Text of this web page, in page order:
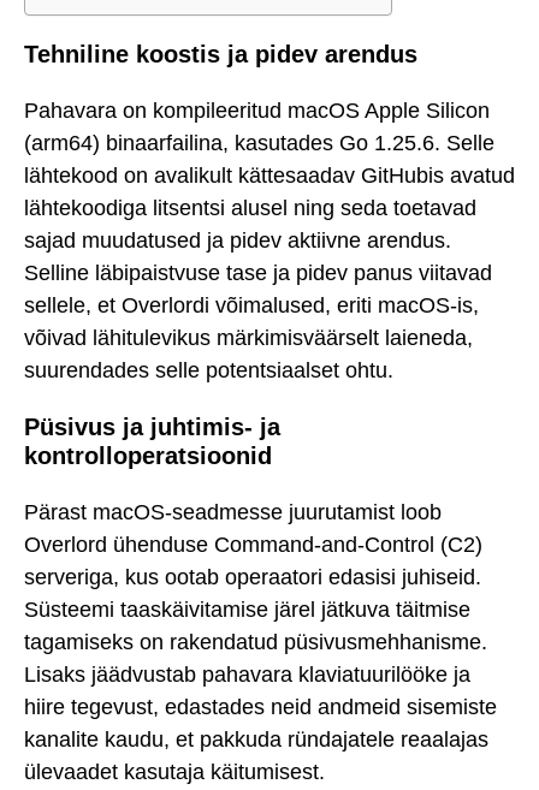
Tehniline koostis ja pidev arendus
Pahavara on kompileeritud macOS Apple Silicon
(arm64) binaarfailina, kasutades Go 1.25.6. Selle
lähtekood on avalikult kättesaadav GitHubis avatud
lähtekoodiga litsentsi alusel ning seda toetavad
sajad muudatused ja pidev aktiivne arendus.
Selline läbipaistvuse tase ja pidev panus viitavad
sellele, et Overlordi võimalused, eriti macOS-is,
võivad lähitulevikus märkimisväärselt laieneda,
suurendades selle potentsiaalset ohtu.
Püsivus ja juhtimis- ja
kontrolloperatsioonid
Pärast macOS-seadmesse juurutamist loob
Overlord ühenduse Command-and-Control (C2)
serveriga, kus ootab operaatori edasisi juhiseid.
Süsteemi taaskäivitamise järel jätkuva täitmise
tagamiseks on rakendatud püsivusmehhanisme.
Lisaks jäädvustab pahavara klaviatuurilööke ja
hiire tegevust, edastades neid andmeid sisemiste
kanalite kaudu, et pakkuda ründajatele reaalajas
ülevaadet kasutaja käitumisest.